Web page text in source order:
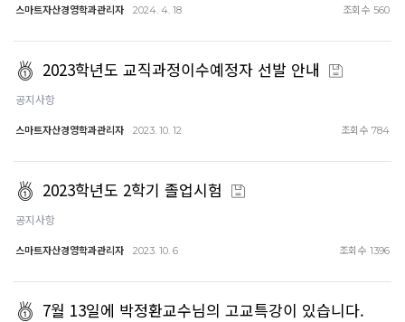
스마트자산경영학과관리자 2024. 4. 18 조회수 560
2023학년도 교직과정이수예정자 선발 안내
공지사항
스마트자산경영학과관리자 2023. 10. 12 조회수 784
2023학년도 2학기 졸업시험
공지사항
스마트자산경영학과관리자 2023. 10. 6 조회수 1396
7월 13일에 박정환교수님의 고교특강이 있습니다.